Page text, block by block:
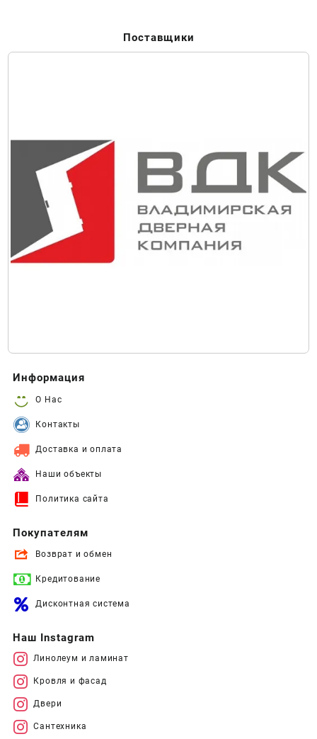
Поставщики
Информация
О Нас
Контакты
Доставка и оплата
Наши объекты
Политика сайта
Покупателям
Возврат и обмен
Кредитование
Дисконтная система
Наш Instagram
Линолеум и ламинат
Кровля и фасад
Двери
Сантехника